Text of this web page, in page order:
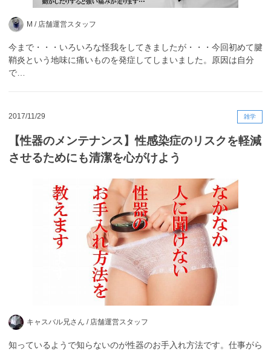
M / 店舗運営スタッフ
今まで・・・いろいろな怪我をしてきましたが・・・今回初めて腱
鞘炎という地味に痛いものを発症してしまいました。原因は自分
で…
2017/11/29 雑学
【性器のメンテナンス】性感染症のリスクを軽減
させるためにも清潔を心がけよう
キャスバル兄さん / 店舗運営スタッフ
知っているようで知らないのが性器のお手入れ方法です。仕事がら